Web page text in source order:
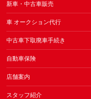
新車・中古車販売
車 オークション代行
中古車下取廃車手続き
自動車保険
店舗案内
スタッフ紹介